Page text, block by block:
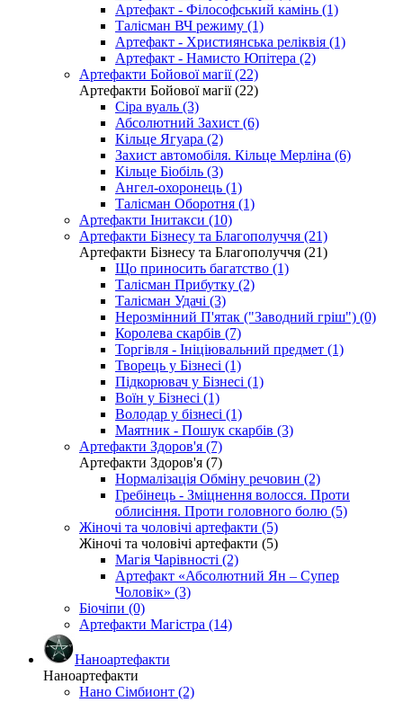
Артефакт - Філософський камінь (1)
Талісман ВЧ режиму (1)
Артефакт - Християнська реліквія (1)
Артефакт - Намисто Юпітера (2)
Артефакти Бойової магії (22)
Артефакти Бойової магії (22)
Сіра вуаль (3)
Абсолютний Захист (6)
Кільце Ягуара (2)
Захист автомобіля. Кільце Мерліна (6)
Кільце Біобіль (3)
Ангел-охоронець (1)
Талісман Оборотня (1)
Артефакти Інитакси (10)
Артефакти Бізнесу та Благополуччя (21)
Артефакти Бізнесу та Благополуччя (21)
Що приносить багатство (1)
Талісман Прибутку (2)
Талісман Удачі (3)
Нерозмінний П'ятак ("Заводний гріш") (0)
Королева скарбів (7)
Торгівля - Ініціювальний предмет (1)
Творець у Бізнесі (1)
Підкорювач у Бізнесі (1)
Воїн у Бізнесі (1)
Володар у бізнесі (1)
Маятник - Пошук скарбів (3)
Артефакти Здоров'я (7)
Артефакти Здоров'я (7)
Нормалізація Обміну речовин (2)
Гребінець - Зміцнення волосся. Проти
облисіння. Проти головного болю (5)
Жіночі та чоловічі артефакти (5)
Жіночі та чоловічі артефакти (5)
Магія Чарівності (2)
Артефакт «Абсолютний Ян – Супер
Чоловік» (3)
Біочіпи (0)
Артефакти Магістра (14)
Наноартефакти
Наноартефакти
Нано Сімбионт (2)